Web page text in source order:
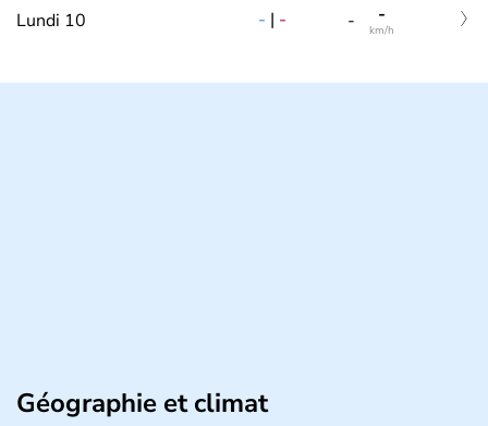
Lundi 10 - | - - -
km/h
Géographie et climat